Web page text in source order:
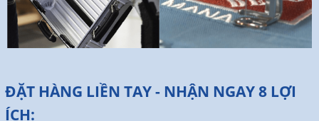
ĐẶT HÀNG LIỀN TAY - NHẬN NGAY 8 LỢI
ÍCH: